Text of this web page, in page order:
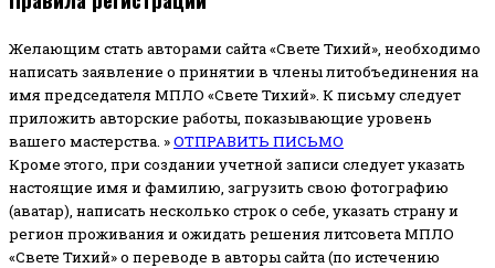
Желающим стать авторами сайта «Свете Тихий», необходимо
написать заявление о принятии в члены литобъединения на
имя председателя МПЛО «Свете Тихий». К письму следует
приложить авторские работы, показывающие уровень
вашего мастерства. »ОТПРАВИТЬ ПИСЬМО
Кроме этого, при создании учетной записи следует указать
настоящие имя и фамилию, загрузить свою фотографию
(аватар), написать несколько строк о себе, указать страну и
регион проживания и ожидать решения литсовета МПЛО
«Свете Тихий» о переводе в авторы сайта (по истечению